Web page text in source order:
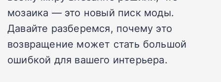
мозаика — это новый писк моды.
Давайте разберемся, почему это
возвращение может стать большой
ошибкой для вашего интерьера.